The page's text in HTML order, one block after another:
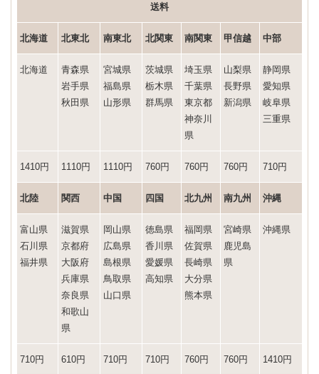
送料
北海道 北東北 南東北 北関東 南関東 甲信越 中部
北海道
青森県
岩手県
秋田県
宮城県
福島県
山形県
茨城県
栃木県
群馬県
埼玉県
千葉県
東京都
神奈川
県
山梨県
長野県
新潟県
静岡県
愛知県
岐阜県
三重県
1410円 1110円 1110円 760円 760円 760円 710円
北陸 関西 中国 四国 北九州 南九州 沖縄
富山県
石川県
福井県
滋賀県
京都府
大阪府
兵庫県
奈良県
和歌山
県
岡山県
広島県
島根県
鳥取県
山口県
徳島県
香川県
愛媛県
高知県
福岡県
佐賀県
長崎県
大分県
熊本県
宮崎県
鹿児島
県
沖縄県
710円 610円 710円 710円 760円 760円 1410円